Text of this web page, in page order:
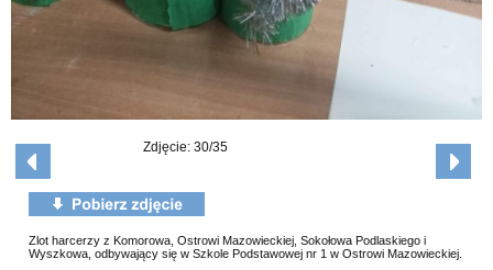
Zdjęcie: 30/35
Zlot harcerzy z Komorowa, Ostrowi Mazowieckiej, Sokołowa Podlaskiego i
Wyszkowa, odbywający się w Szkole Podstawowej nr 1 w Ostrowi Mazowieckiej.